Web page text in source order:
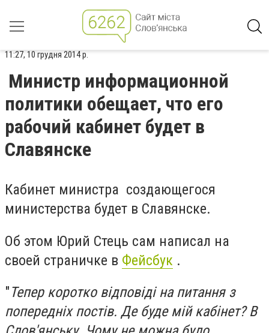
11:27, 10 грудня 2014 р.
Министр информационной
политики обещает, что его
рабочий кабинет будет в
Славянске
Кабинет министра создающегося
министерства будет в Славянске.
Об этом Юрий Стець сам написал на
своей страничке в Фейсбук .
"Тепер коротко відповіді на питання з
попередніх постів. Де буде мій кабінет? В